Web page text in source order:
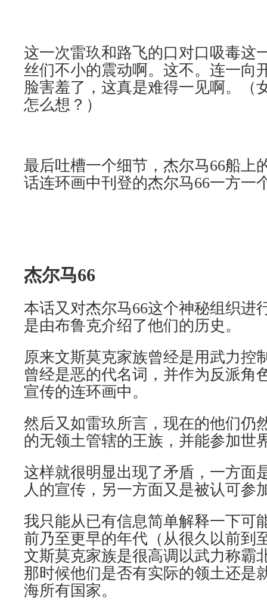
这一次雷玖和路飞的口对口吸毒这
丝们不小的震动啊。这不。连一向
脸害羞了，这真是难得一见啊。（
怎么想？）
最后吐槽一个细节，杰尔马66船上
话连环画中刊登的杰尔马66一方一
杰尔马66
本话又对杰尔马66这个神秘组织进
是由布鲁克介绍了他们的历史。
原来文斯莫克家族曾经是用武力控
曾经是恶的代名词，并作为反派角
宣传的连环画中。
然后又如雷玖所言，现在的他们仍
的无领土管辖的王族，并能参加世
这样就很明显出现了矛盾，一方面
人的宣传，另一方面又是被认可参
我只能从已有信息简单解释一下可
前乃至更早的年代（从很久以前到
文斯莫克家族是很高调以武力称霸
那时候他们是否有实际的领土还是
海所有国家。